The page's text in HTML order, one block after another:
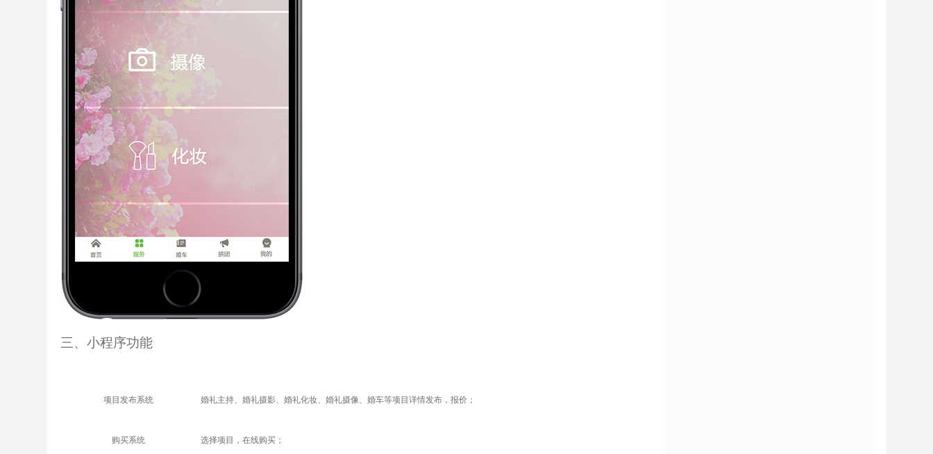
三、小程序功能
项目发布系统 婚礼主持、婚礼摄影、婚礼化妆、婚礼摄像、婚车等项目详情发布，报价；
购买系统 选择项目，在线购买；